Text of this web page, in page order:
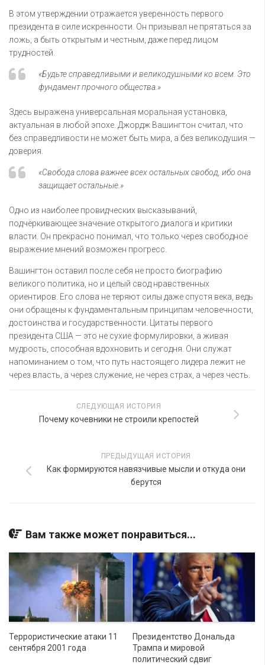
В этом утверждении отражается уверенность первого
президента в силе искренности. Он призывал не прятаться за
ложь, а быть открытым и честным, даже перед лицом
трудностей.
«Будьте справедливыми и великодушными ко всем. Это
фундамент прочного общества.»
Здесь выражена универсальная моральная установка,
актуальная в любой эпохе. Джордж Вашингтон считал, что
без справедливости не может быть мира, а без великодушия —
доверия.
«Свобода слова важнее всех остальных свобод, ибо она
защищает остальные.»
Одно из наиболее провидческих высказываний,
подчёркивающее значение открытого диалога и критики
власти. Он прекрасно понимал, что только через свободное
выражение мнений возможен прогресс.
Вашингтон оставил после себя не просто биографию
великого политика, но и целый свод нравственных
ориентиров. Его слова не теряют силы даже спустя века, ведь
они обращены к фундаментальным принципам человечности,
достоинства и государственности. Цитаты первого
президента США — это не сухие формулировки, а живая
мудрость, способная вдохновить и сегодня. Они служат
напоминанием о том, что путь настоящего лидера лежит не
через власть, а через служение, не через страх, а через честь.
СЛЕДУЮЩАЯ ИСТОРИЯ
Почему кочевники не строили крепостей
ПРЕДЫДУЩАЯ ИСТОРИЯ
Как формируются навязчивые мысли и откуда они
берутся
Вам также может понравиться...
Террористические атаки 11
сентября 2001 года
Президентство Дональда
Трампа и мировой
политический сдвиг